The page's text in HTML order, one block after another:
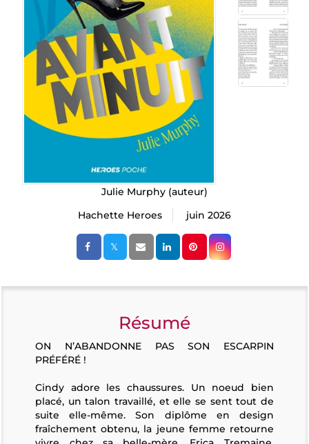
Julie Murphy (auteur)
Hachette Heroes
juin 2026
Résumé
ON N’ABANDONNE PAS SON ESCARPIN
PRÉFÉRÉ !
Cindy adore les chaussures. Un noeud bien
placé, un talon travaillé, et elle se sent tout de
suite elle-même. Son diplôme en design
fraîchement obtenu, la jeune femme retourne